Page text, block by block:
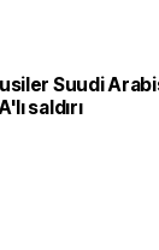
Suudi
saldırı